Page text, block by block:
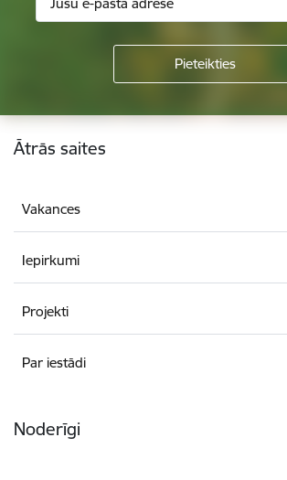
Kājene
Ātrās saites
Vakances
Iepirkumi
Projekti
Par iestādi
Noderīgi